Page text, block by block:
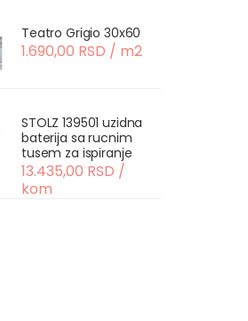
Teatro Grigio 30x60
1.690,00 RSD / m2
STOLZ 139501 uzidna
baterija sa rucnim
tusem za ispiranje
13.435,00 RSD /
kom